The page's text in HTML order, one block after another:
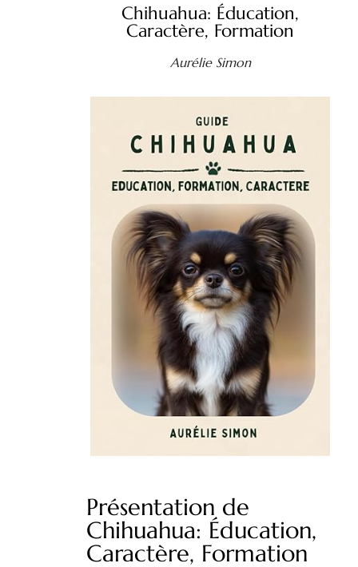
Chihuahua: Éducation,
Caractère, Formation
Aurélie Simon
Présentation de
Chihuahua: Éducation,
Caractère, Formation